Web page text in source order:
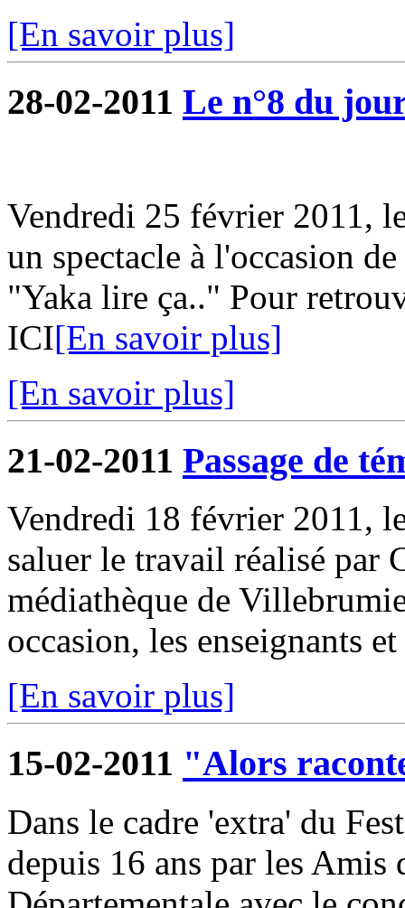
[En savoir plus]
28-02-2011 Le n°8 du
Vendredi 25 février 2011,
un spectacle à l'occasion
"Yaka lire ça.." Pour
ICI[En savoir plus]
[En savoir plus]
21-02-2011 Passage de
Vendredi 18 février 2011,
saluer le travail réalisé par
médiathèque de
occasion, les enseignants
[En savoir plus]
15-02-2011 "Alors
Dans le cadre 'extra' du
depuis 16 ans par les Amis